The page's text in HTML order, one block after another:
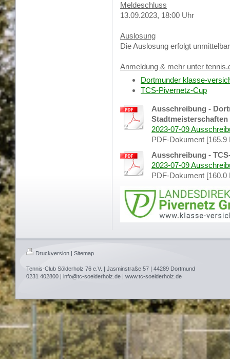
Meldeschluss
13.09.2023, 18:00 Uhr
Auslosung
Die Auslosung erfolgt
Anmeldung & mehr unter
Dortmunder klasse-
TCS-Pivernetz-Cup
Ausschreibung -
Stadtmeisterschaften
2023-07-09
PDF-Dokument [165.9
Ausschreibung -
2023-07-09
PDF-Dokument [160.0
Druckversion | Sitemap
Tennis-Club Sölderholz 76 e.V. | Jasminstraße 57 | 44289 Dortmund
0231 402800 | info@tc-soelderholz.de | www.tc-soelderholz.de